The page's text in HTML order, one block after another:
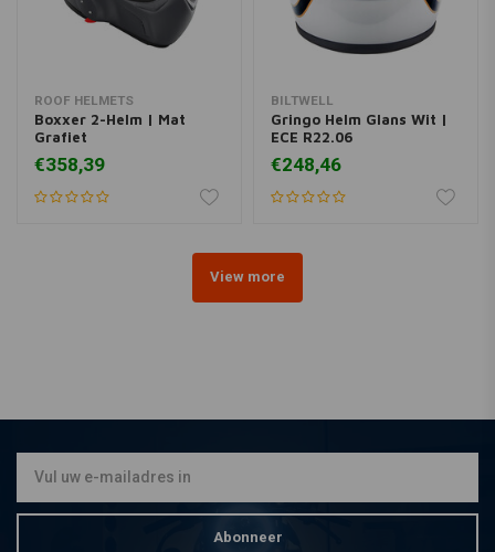
ROOF HELMETS
Boxxer 2-Helm | Mat
Grafiet
€358,39
BILTWELL
Gringo Helm Glans Wit |
ECE R22.06
€248,46
View more
Abonneer